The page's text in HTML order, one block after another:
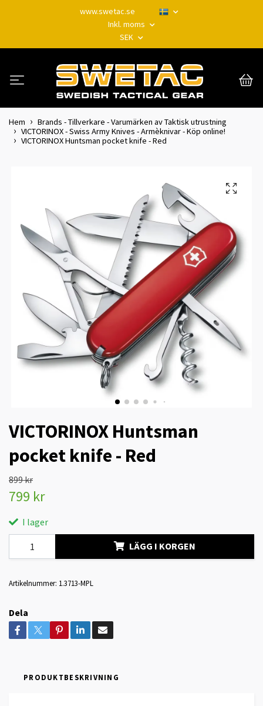
www.swetac.se
Inkl. moms
SEK
Hem
Brands - Tillverkare - Varumärken av Taktisk utrustning
VICTORINOX - Swiss Army Knives - Armèknivar - Köp online!
VICTORINOX Huntsman pocket knife - Red
VICTORINOX Huntsman
pocket knife - Red
899 kr
799 kr
I lager
LÄGG I KORGEN
Artikelnummer: 1.3713-MPL
Dela
PRODUKTBESKRIVNING